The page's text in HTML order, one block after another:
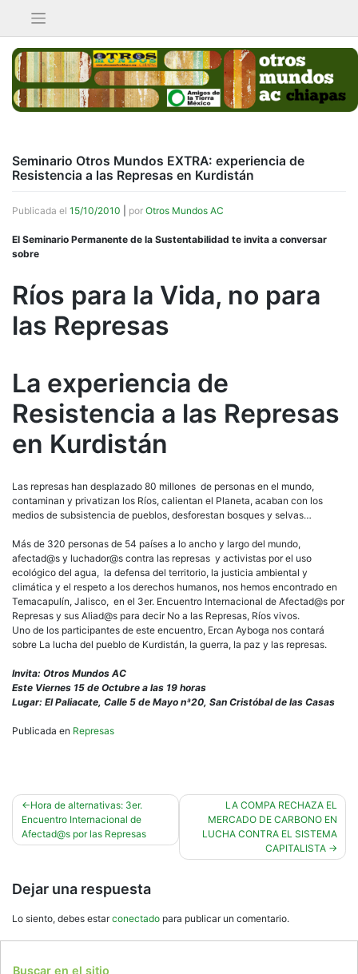
contenido
Seminario Otros Mundos EXTRA: experiencia de
Resistencia a las Represas en Kurdistán
Publicada el 15/10/2010 por Otros Mundos AC
El Seminario Permanente de la Sustentabilidad te invita a conversar
sobre
Ríos para la Vida, no para
las Represas
La experiencia de
Resistencia a las Represas
en Kurdistán
Las represas han desplazado 80 millones de personas en el mundo,
contaminan y privatizan los Ríos, calientan el Planeta, acaban con los
medios de subsistencia de pueblos, desforestan bosques y selvas…
Más de 320 personas de 54 países a lo ancho y largo del mundo,
afectad@s y luchador@s contra las represas y activistas por el uso
ecológico del agua, la defensa del territorio, la justicia ambiental y
climática y el respeto a los derechos humanos, nos hemos encontrado en
Temacapulín, Jalisco, en el 3er. Encuentro Internacional de Afectad@s por
Represas y sus Aliad@s para decir No a las Represas, Ríos vivos.
Uno de los participantes de este encuentro, Ercan Ayboga nos contará
sobre La lucha del pueblo de Kurdistán, la guerra, la paz y las represas.
Invita: Otros Mundos AC
Este Viernes 15 de Octubre a las 19 horas
Lugar: El Paliacate, Calle 5 de Mayo nª20, San Cristóbal de las Casas
Publicada en Represas
Navegación
de
entradas
Hora de alternativas: 3er.
Encuentro Internacional de
Afectad@s por las Represas
LA COMPA RECHAZA EL
MERCADO DE CARBONO EN
LUCHA CONTRA EL SISTEMA
CAPITALISTA
Dejar una respuesta
Lo siento, debes estarconectado para publicar un comentario.
Buscar en el sitio